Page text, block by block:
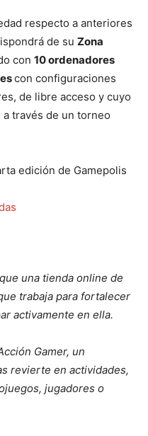
respecto a anteriores
de su Zona
con 10 ordenadores
con configuraciones
de libre acceso y cuyo
través de un torneo
edición de Gamepolis
una tienda online de
trabaja para fortalecer
activamente en ella.
Gamer, un
revierte en actividades,
jugadores o